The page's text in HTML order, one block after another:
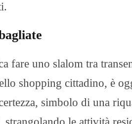
fare uno slalom tra
shopping cittadino, è
simbolo di una